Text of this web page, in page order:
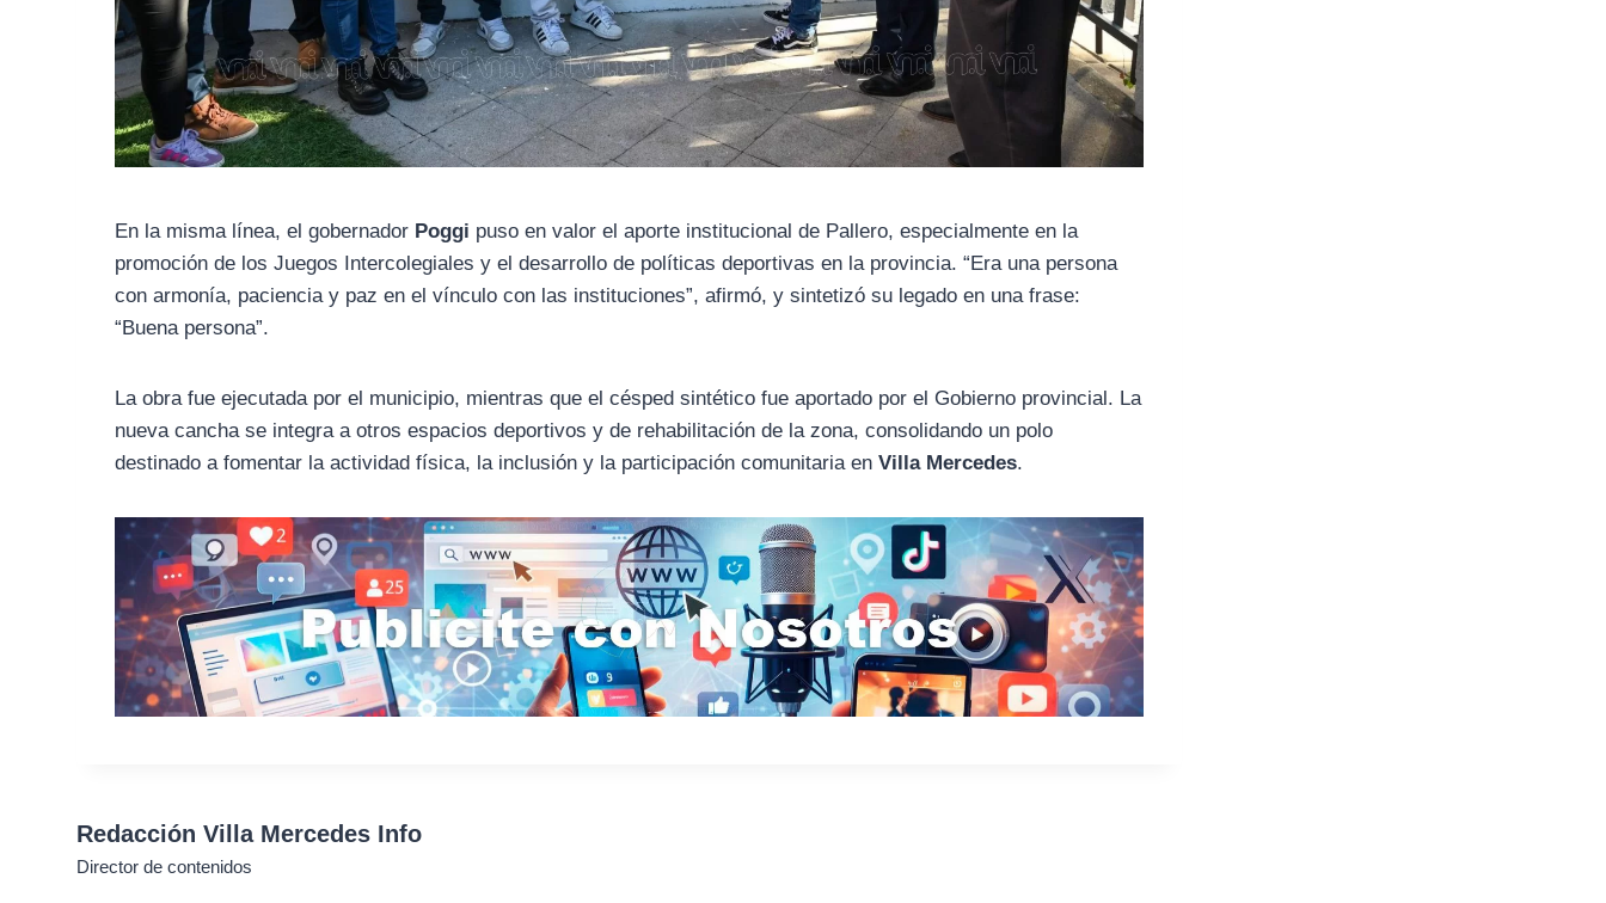
En la misma línea, el gobernador Poggi puso en valor el aporte institucional de Pallero, especialmente en la
promoción de los Juegos Intercolegiales y el desarrollo de políticas deportivas en la provincia. “Era una persona
con armonía, paciencia y paz en el vínculo con las instituciones”, afirmó, y sintetizó su legado en una frase:
“Buena persona”.
La obra fue ejecutada por el municipio, mientras que el césped sintético fue aportado por el Gobierno provincial. La
nueva cancha se integra a otros espacios deportivos y de rehabilitación de la zona, consolidando un polo
destinado a fomentar la actividad física, la inclusión y la participación comunitaria enVilla Mercedes.
Redacción Villa Mercedes Info
Director de contenidos